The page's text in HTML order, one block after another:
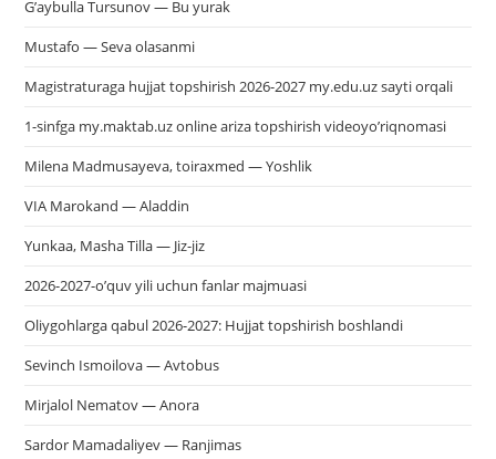
G’aybulla Tursunov — Bu yurak
Mustafo — Seva olasanmi
Magistraturaga hujjat topshirish 2026-2027 my.edu.uz sayti orqali
1-sinfga my.maktab.uz online ariza topshirish videoyo’riqnomasi
Milena Madmusayeva, toiraxmed — Yoshlik
VIA Marokand — Aladdin
Yunkaa, Masha Tilla — Jiz-jiz
2026-2027-o’quv yili uchun fanlar majmuasi
Oliygohlarga qabul 2026-2027: Hujjat topshirish boshlandi
Sevinch Ismoilova — Avtobus
Mirjalol Nematov — Anora
Sardor Mamadaliyev — Ranjimas